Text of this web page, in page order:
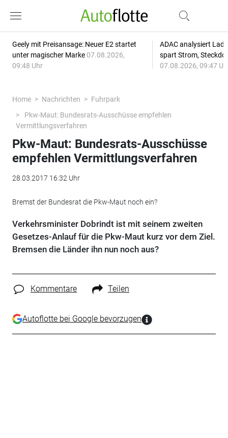
Geely mit Preisansage: Neuer E2 startet
unter magischer Marke 07.08.2026,
09:48 Uhr
ADAC analysiert
spart Strom,
07.08.2026, 09:47
Home Nachrichten
Fuhrpark
Pkw-Maut: Bundesrats-Ausschüsse empfehlen
Vermittlungsverfahren
Pkw-Maut: Bundesrats-Ausschüsse
empfehlen Vermittlungsverfahren
28.03.2017 16:32 Uhr
Bremst der Bundesrat die Pkw-Maut noch ein?
Verkehrsminister Dobrindt ist mit seinem zweiten
Gesetzes-Anlauf für die Pkw-Maut kurz vor dem Ziel.
Bremsen die Länder ihn nun noch aus?
Kommentare Teilen
Autoflotte bei Google bevorzugen